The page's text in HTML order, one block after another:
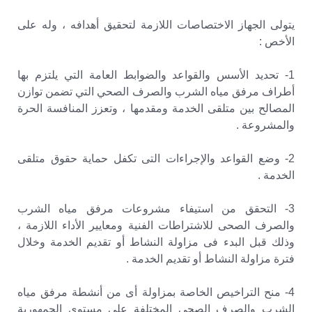
يتولى الجهاز الاختصاصات اللازمة لتحقيق أهدافه ، وله على
الأخص :
1- تحديد الأسس والقواعد والضوابط العامة التي يلتزم بها
أطراف مرفق مياه الشرب والصرف الصحي التي تضمن توازن
المصالح بين متلقى الخدمة ومقدمها ، وتعزز المنافسة الحرة
والمشروعة .
2- وضع القواعد والإجراءات التى تكفل حماية حقوق متلقى
الخدمة .
3- التحقق من استيفاء مشروعات مرفق مياه الشرب
والصرف الصحى للاشتراطات الفنية ومعايير الأداء اللازمة ،
وذلك قبل البدء فى مزاولة النشاط أو تقديم الخدمة وخلال
فترة مزاولة النشاط أو تقديم الخدمة .
4- منح التراخيص الخاصة بمزاولة أى من أنشطة مرفق مياه
الشرب والصرف الصحى المختلفة على مستوى الجمهورية